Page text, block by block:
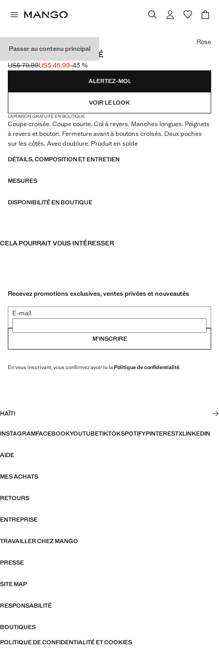
Passer au contenu principal
TRENCH COURT CROISÉ
Prix initial barré [US$ 79,99 ]
US$ 79,99
Prix actuel [US$ 45,99 ]
US$ 45,99-43 %
Choisissez une couleur
Rose
ALERTEZ-MOI.
VOIR LE LOOK
LIVRAISON GRATUITE EN BOUTIQUE
Coupe croisée. Coupe courte. Col à revers. Manches longues. Poignets
à revers et bouton. Fermeture avant à boutons croisés. Deux poches
sur les côtés. Avec doublure. Produit en solde
DÉTAILS, COMPOSITION ET ENTRETIEN
MESURES
DISPONIBILITÉ EN BOUTIQUE
CELA POURRAIT VOUS INTÉRESSER
Recevez promotions exclusives, ventes privées et nouveautés
E-mail
M’INSCRIRE
En vous inscrivant, vous confirmez avoir lu la Politique de confidentialité.
HAÏTI
INSTAGRAMFACEBOOKYOUTUBETIKTOKSPOTIFYPINTERESTXLINKEDIN
AIDE
MES ACHATS
RETOURS
ENTREPRISE
TRAVAILLER CHEZ MANGO
PRESSE
SITE MAP
RESPONSABILITÉ
BOUTIQUES
POLITIQUE DE CONFIDENTIALITÉ ET COOKIES